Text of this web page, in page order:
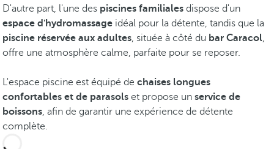
D'autre part, l'une des piscines familiales dispose d'un
espace d'hydromassage idéal pour la détente, tandis que la
piscine réservée aux adultes , située à côté du bar Caracol
offre une atmosphère calme, parfaite pour se reposer.
L'espace piscine est équipé de chaises longues
confortables et de parasols et propose un service de
boissons , afin de garantir une expérience de détente
complète.